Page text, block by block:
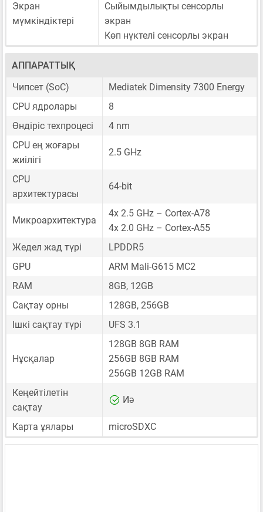
Экран
мүмкіндіктері
Сыйымдылықты сенсорлы
экран
Көп нүктелі сенсорлы экран
АППАРАТТЫҚ
Чипсет (SoC)
Mediatek Dimensity 7300 Energy
CPU ядролары
8
Өндіріс техпроцесі
4 nm
CPU ең жоғары
жиілігі
2.5 GHz
CPU
архитектурасы
64-bit
Микроархитектура
4x 2.5 GHz – Cortex-A78
4x 2.0 GHz – Cortex-A55
Жедел жад түрі
LPDDR5
GPU
ARM Mali-G615 MC2
RAM
8GB, 12GB
Сақтау орны
128GB, 256GB
Ішкі сақтау түрі
UFS 3.1
Нұсқалар
128GB 8GB RAM
256GB 8GB RAM
256GB 12GB RAM
Кеңейтілетін
сақтау
Иә
Карта ұялары microSDXC